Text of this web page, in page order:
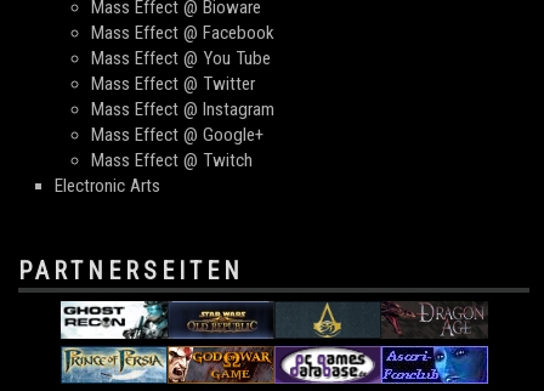
Mass Effect @ Bioware
Mass Effect @ Facebook
Mass Effect @ You Tube
Mass Effect @ Twitter
Mass Effect @ Instagram
Mass Effect @ Google+
Mass Effect @ Twitch
Electronic Arts
PARTNERSEITEN